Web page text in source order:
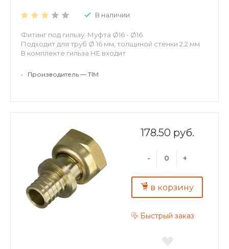
В наличии
Фитинг под гильзу. Муфта Ø16 - Ø16
Подходит для труб Ø 16 мм, толщиной стенки 2.2 мм
В комплекте гильза НЕ входит
• Производитель — TIM
178.50 руб.
- +
в корзину
Быстрый заказ